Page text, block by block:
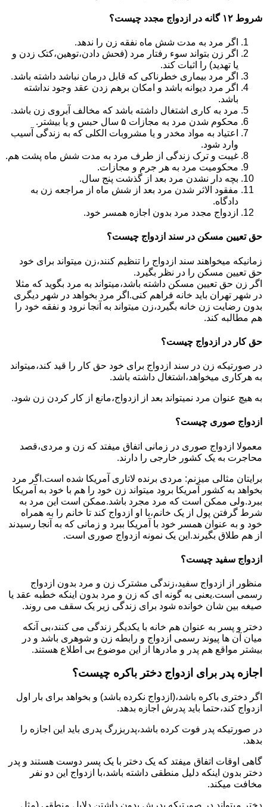
شروط ۱۲ گانه در ازدواج مجدد چیست؟
اگر مرد به مدت شش ماه نفقه زن را ندهد.
اگر زن بتواند سوء رفتار مرد (فحش دادن،توهین،کتک زدن و
یا تهدید) را اثبات کند.
اگر مرد بیماری خطرناکی که قابل درمان نباشد داشته باشد.
اگر مرد دیوانه باشد و امکان برهم زدن عقد وجود نداشته
باشد.
مرد به کاری اشتغال داشته باشد که مخالف آبروی زن باشد.
محکوم شدن مرد به مجازات ۵ سال حبس و یا بیشتر.
اعتیاد به مواد مخدر و یا مشروبات الکلی که به زندگی آسیب
وارد شود.
غیبت و ترک زندگی از طرف مرد به مدت شش ماه پشت هم.
محکومیت مرد به هر جرم و مجازات.
بچه دار نشدن مرد بعد از گذشت پنج سال.
مفقود الاثر شدن مرد بعد از شش ماه از مراجعه زن به
دادگاه.
ازدواج مجدد مرد بدون اجازه همسر خود.
حق تعیین مسکن در سند ازدواج چیست؟
زمانیکه میخواهند سند ازدواج را تنظیم کنند،زن میتواند برای خود
حق تعیین مسکن را در نظر بگیرد.
اگر زن حق تعیین مسکن داشته باشد،میتواند به مرد بگوید که مثلا
در شهر تهران باید خانه فراهم کنی.اگر مرد بخواهد در شهر دیگری
بدون رضایت زن خانه بگیرد،زن میتواند به آنجا نرود و نفقه خود را
هم مطالبه کند.
حق کار در ازدواج چیست؟
در صورتیکه زن در سند ازدواج برای خود حق کار را قید کند،میتواند
به هرکاری میخواهد،اشتغال داشته باشد.
به هیچ عنوان مرد نمیتواند بعد از ازدواج،مانع از کار کردن زن شود.
ازدواج صوری چیست؟
معمولا ازدواج صوری در زمانی اتفاق میفتد که زن و مردی،قصد
محاجرت به یک کشور خارجی را دارند.
برایتان مثالی میزنم: مردی برنده لاتاری آمریکا شده است.اگر مرد
بخواهد به کشور آمریکا برود میتواند زن خود را هم با خود به آمریکا
ببرد.ولی ممکن است که مرد مجرد باشد.ممکن است این مرد به
شرط گرفتن پول از یک خانم،با او ازدواج کند تا خانم را به همراه
خود و به عنوان همسر خود با آمریکا ببرد و زمانی که به آنجا رسیدند
از هم طلاق بگیرند.این یک نمونه ازدواج صوری است.
ازدواج سفید چیست؟
منظور از ازدواج سفید،زندگی مشترک زن و مرد بدون ازدواج
رسمی است.یعنی به گونه ای که زن و مرد بدون اینکه خطبه عقد یا
صیغه بین شان خوانده شود برای زندگی زیر یک سقف می روند.
دختر و پسر به عنوان هم خانه با یکدیگر زندگی می کنند،بی آنکه
میان آن ها پیوند رسمی ازدواج و رابطه زن و شوهری باشد و در
بیشتر مواقع هم پدر و مادرها از این موضوع بی اطلاع هستند.
اجازه پدر برای ازدواج دختر باکره چیست؟
اگر دختری باکره باشد،(ازدواج نکرده باشد) و بخواهد برای بار اول
ازدواج کند،حتما باید پدرش اجازه بدهد.
در صورتیکه پدر فوت کرده باشد،پدربزرگ پدری باید این اجازه را
بدهد.
گاهی اوقات اتفاق میفتد که یک دختر با یک پسر دوست هستند و پدر
دختر بدون اینکه دلیل منطقی داشته باشد،با ازدواج این دو نفر
مخافت میکند.
دختر میتواند در صورتیکه پدرش بدون داشتن دلایل منطقی (مثل